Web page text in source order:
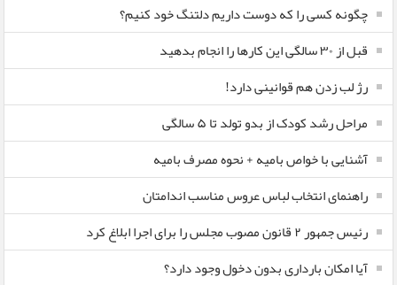
چگونه کسی را که دوست داریم دلتنگ خود کنیم؟
قبل از ۳۰ سالگی این کارها را انجام بدهید
رژ لب زدن هم قوانینی دارد!
مراحل رشد کودک از بدو تولد تا ۵ سالگی
آشنایی با خواص بامیه + نحوه مصرف بامیه
راهنمای انتخاب لباس عروس مناسب اندامتان
رئیس جمهور ۲ قانون مصوب مجلس را برای اجرا ابلاغ کرد
آیا امکان بارداری بدون دخول وجود دارد؟